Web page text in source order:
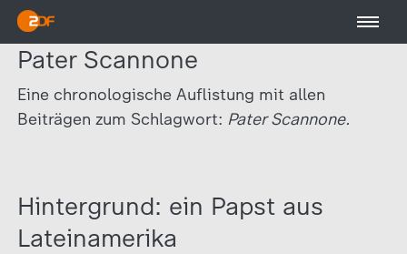
Pater Scannone
Eine chronologische Auflistung mit allen
Beiträgen zum Schlagwort: Pater Scannone.
Hintergrund: ein Papst aus
Lateinamerika